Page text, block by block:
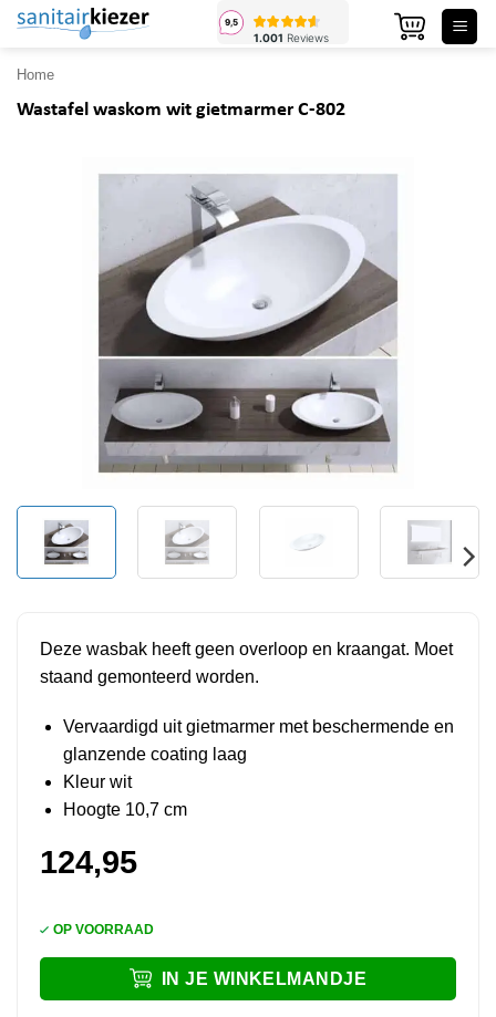
Ga
inhoud
Home
Wastafel waskom wit gietmarmer C-802
Deze wasbak heeft geen overloop en kraangat. Moet
staand gemonteerd worden.
Vervaardigd uit gietmarmer met beschermende en
glanzende coating laag
Kleur wit
Hoogte 10,7 cm
124,95
OP VOORRAAD
IN JE WINKELMANDJE